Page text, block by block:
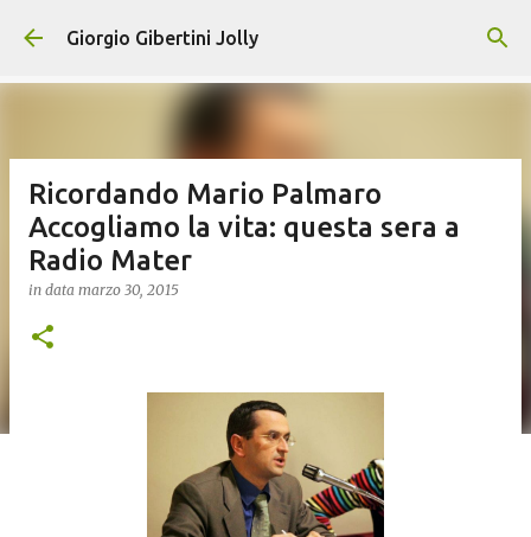
Passa ai contenuti principali
Giorgio Gibertini Jolly
Ricordando Mario Palmaro
Accogliamo la vita: questa sera a
Radio Mater
in data marzo 30, 2015